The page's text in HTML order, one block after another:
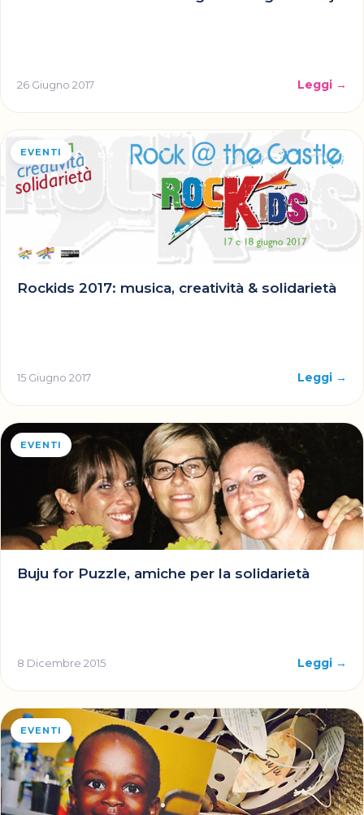
26 Giugno 2017 Leggi →
EVENTI
Rockids 2017: musica, creatività & solidarietà
15 Giugno 2017 Leggi →
EVENTI
Buju for Puzzle, amiche per la solidarietà
8 Dicembre 2015 Leggi →
EVENTI